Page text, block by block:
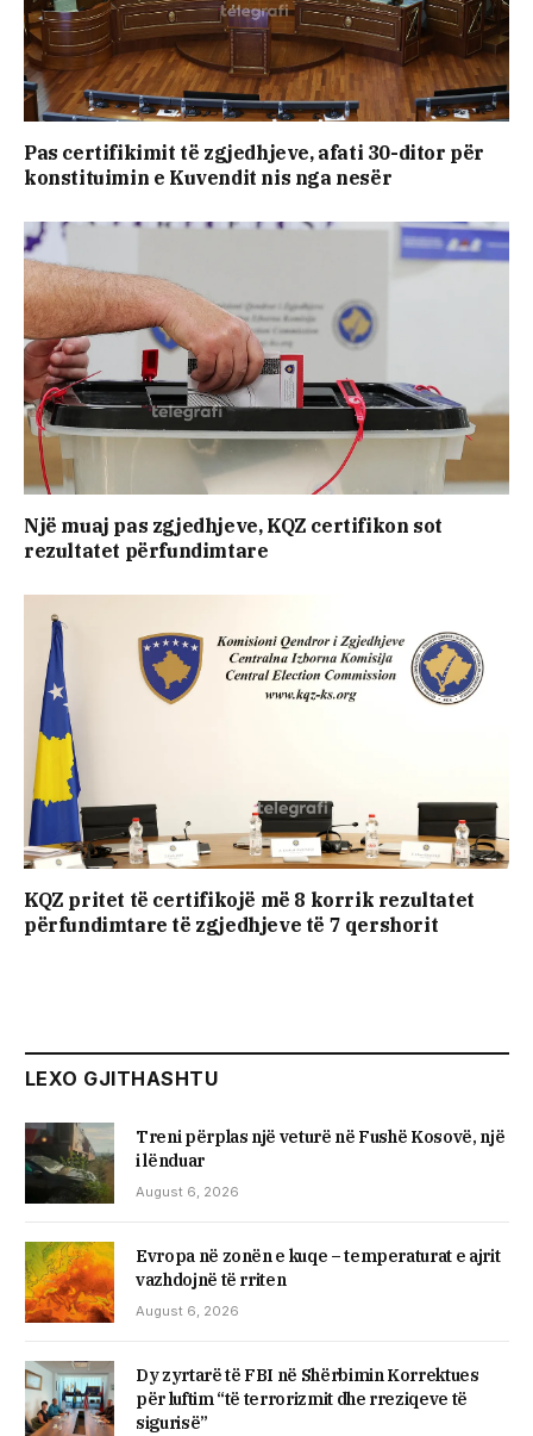
Pas certifikimit të zgjedhjeve, afati 30-ditor për
konstituimin e Kuvendit nis nga nesër
Një muaj pas zgjedhjeve, KQZ certifikon sot
rezultatet përfundimtare
KQZ pritet të certifikojë më 8 korrik rezultatet
përfundimtare të zgjedhjeve të 7 qershorit
LEXO GJITHASHTU
Treni përplas një veturë në Fushë Kosovë, një
i lënduar
August 6, 2026
Evropa në zonën e kuqe – temperaturat e ajrit
vazhdojnë të rriten
August 6, 2026
Dy zyrtarë të FBI në Shërbimin Korrektues
për luftim “të terrorizmit dhe rreziqeve të
sigurisë”